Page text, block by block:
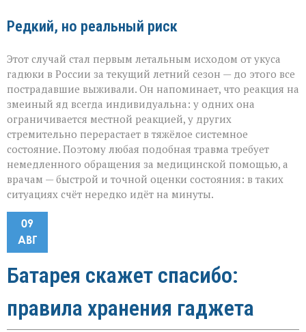
Редкий, но реальный риск
Этот случай стал первым летальным исходом от укуса
гадюки в России за текущий летний сезон — до этого все
пострадавшие выживали. Он напоминает, что реакция на
змеиный яд всегда индивидуальна: у одних она
ограничивается местной реакцией, у других
стремительно перерастает в тяжёлое системное
состояние. Поэтому любая подобная травма требует
немедленного обращения за медицинской помощью, а
врачам — быстрой и точной оценки состояния: в таких
ситуациях счёт нередко идёт на минуты.
09
АВГ
Батарея скажет спасибо:
правила хранения гаджета